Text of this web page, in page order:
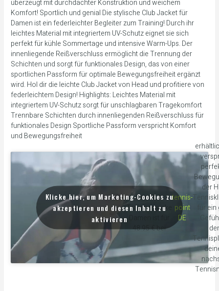
überzeugt mit durchdachter Konstruktion und weichem
Komfort! Sportlich und genial Die stylische Club Jacket für
Damen ist ein federleichter Begleiter zum Training! Durch ihr
leichtes Material mit integriertem UV-Schutz eignet sie sich
perfekt für kühle Sommertage und intensive Warm-Ups. Der
innenliegende Reißverschluss ermöglicht die Trennung der
Schichten und sorgt für funktionales Design, das von einer
sportlichen Passform für optimale Bewegungsfreiheit ergänzt
wird. Hol dir die leichte Club Jacket von Head und profitiere von
federleichtem Design! Highlights: Leichtes Material mit
integriertem UV-Schutz sorgt für unschlagbaren Tragekomfort
Trennbare Schichten durch innenliegenden Reißverschluss für
funktionales Design Sportliche Passform verspricht Komfort
und Bewegungsfreiheit
Der Club
Trainingsjacke
48.95 € bei
tennis-
point
DE
der
für
Klicke hier, um Marketing-Cookies zu
akzeptieren und diesen Inhalt zu
aktivieren